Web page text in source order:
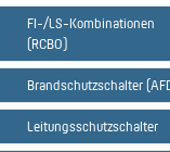
FI-/LS-Kombinationen
(RCBO)
Brandschutzschalter
Leitungsschutzschalter